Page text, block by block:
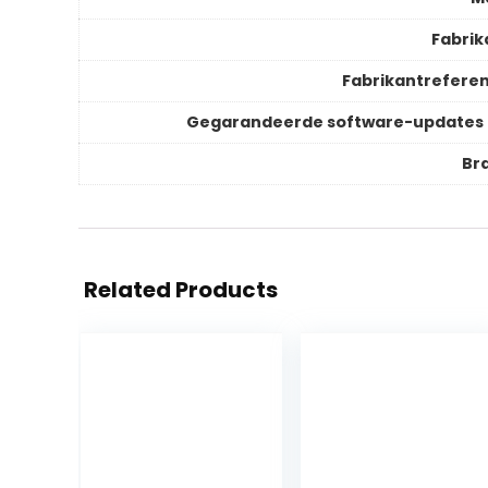
Gegarandeerde software-
Related Products